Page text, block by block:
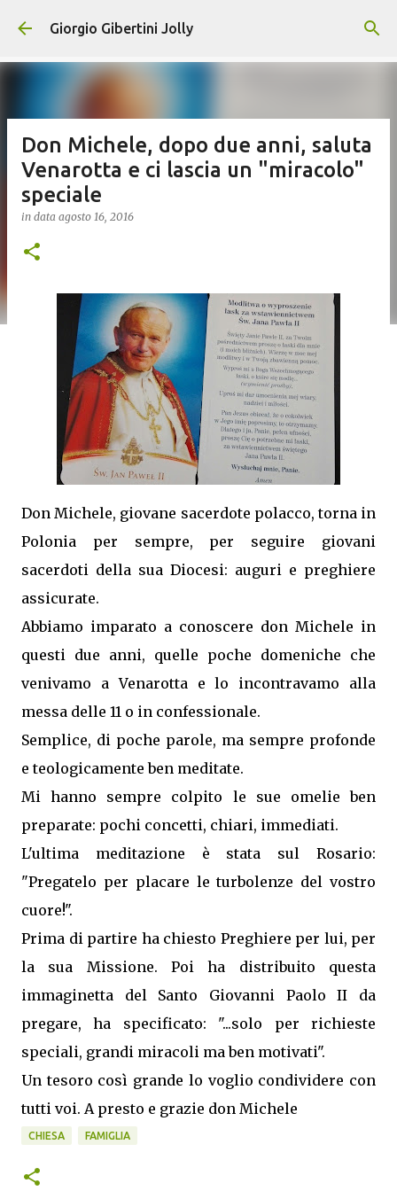
Passa ai contenuti principali
Giorgio Gibertini Jolly
Don Michele, dopo due anni, saluta
Venarotta e ci lascia un "miracolo"
speciale
in data agosto 16, 2016
Don Michele, giovane sacerdote polacco, torna in
Polonia per sempre, per seguire giovani
sacerdoti della sua Diocesi: auguri e preghiere
assicurate.
Abbiamo imparato a conoscere don Michele in
questi due anni, quelle poche domeniche che
venivamo a Venarotta e lo incontravamo alla
messa delle 11 o in confessionale.
Semplice, di poche parole, ma sempre profonde
e teologicamente ben meditate.
Mi hanno sempre colpito le sue omelie ben
preparate: pochi concetti, chiari, immediati.
L'ultima meditazione è stata sul Rosario:
"Pregatelo per placare le turbolenze del vostro
cuore!".
Prima di partire ha chiesto Preghiere per lui, per
la sua Missione. Poi ha distribuito questa
immaginetta del Santo Giovanni Paolo II da
pregare, ha specificato: "...solo per richieste
speciali, grandi miracoli ma ben motivati".
Un tesoro così grande lo voglio condividere con
tutti voi. A presto e grazie don Michele
CHIESA FAMIGLIA